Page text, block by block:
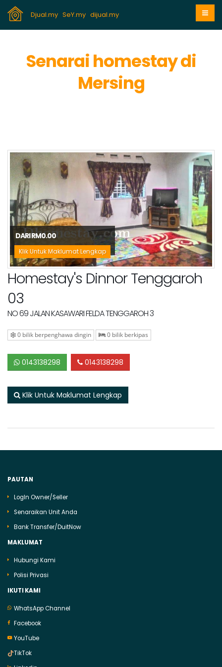
Djual.my SeY.my dijual.my
Senarai homestay di
Mersing
DARI RM0.00
Klik Untuk Maklumat Lengkap
Homestay's Dinnor Tenggaroh
03
NO 69 JALAN KASAWARI FELDA TENGGAROH 3
0 bilik berpenghawa dingin 0 bilik berkipas
0143138298 0143138298
Klik Untuk Maklumat Lengkap
PAUTAN
LogIn Owner/Seller
Senaraikan Unit Anda
Bank Transfer/DuitNow
MAKLUMAT
Hubungi Kami
Polisi Privasi
IKUTI KAMI
WhatsApp Channel
Facebook
YouTube
TikTok